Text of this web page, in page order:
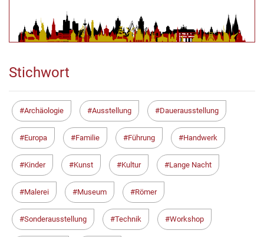
Stichwort
Archäologie Ausstellung Dauerausstellung
Europa Familie Führung Handwerk
Kinder Kunst Kultur Lange Nacht
Malerei Museum Römer
Sonderausstellung Technik Workshop